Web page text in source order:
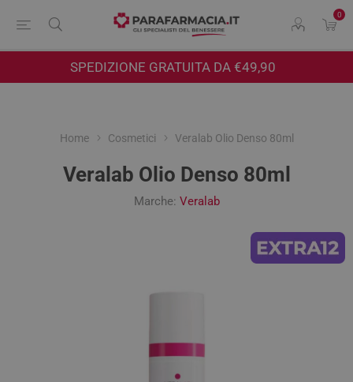
0
SPEDIZIONE GRATUITA DA €49,90
Home Cosmetici Veralab Olio Denso 80ml
Veralab Olio Denso 80ml
Marche: Veralab